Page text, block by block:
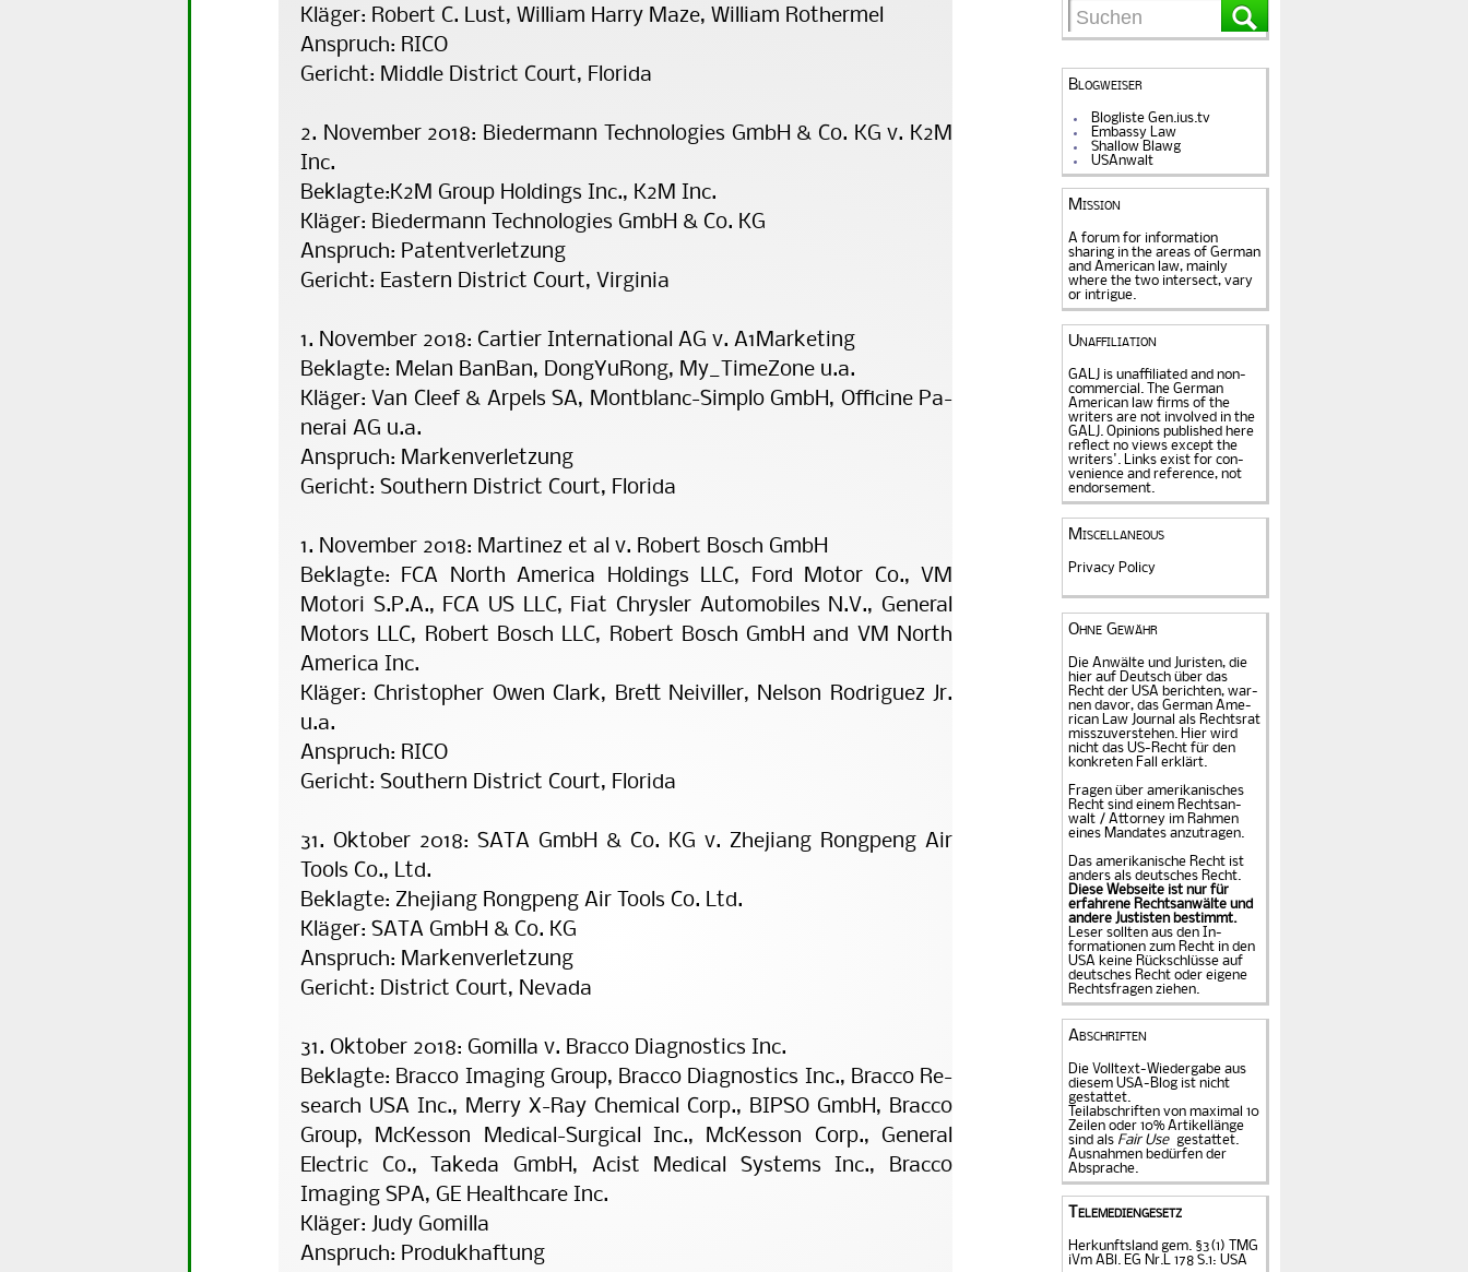
Kläger: Robert C. Lust, William Harry Maze, William Rothermel
Anspruch: RICO
Gericht: Middle District Court, Florida
2. November 2018: Biedermann Technologies GmbH & Co. KG v. K2M
Inc.
Beklagte:K2M Group Holdings Inc., K2M Inc.
Kläger: Biedermann Technologies GmbH & Co. KG
Anspruch: Patentverletzung
Gericht: Eastern District Court, Virginia
1. November 2018: Cartier International AG v. A1Marketing
Beklagte: Melan BanBan, DongYuRong, My_TimeZone u.a.
Kläger: Van Cleef & Arpels SA, Montblanc-Simplo GmbH, Officine Pa­
ne­rai AG u.a.
Anspruch: Markenverletzung
Gericht: Southern District Court, Florida
1. November 2018: Martinez et al v. Robert Bosch GmbH
Beklagte: FCA North America Holdings LLC, Ford Motor Co., VM
Motori S.P.A., FCA US LLC, Fiat Chrysler Automobiles N.V., Ge­ne­ral
Motors LLC, Robert Bosch LLC, Robert Bosch GmbH and VM North
America Inc.
Kläger: Christopher Owen Clark, Brett Neiviller, Nelson Rodriguez Jr.
u.a.
Anspruch: RICO
Gericht: Southern District Court, Florida
31. Oktober 2018: SATA GmbH & Co. KG v. Zhejiang Rongpeng Air
Tools Co., Ltd.
Beklagte: Zhejiang Rongpeng Air Tools Co. Ltd.
Kläger: SATA GmbH & Co. KG
Anspruch: Markenverletzung
Gericht: District Court, Nevada
31. Oktober 2018: Gomilla v. Bracco Diagnostics Inc.
Beklagte: Bracco Imaging Group, Bracco Diagnostics Inc., Bracco Re­
search USA Inc., Merry X-Ray Chemical Corp., BIPSO GmbH, Brac­co
Group, McKesson Medical-Surgical Inc., McKesson Corp., Ge­ne­ral
Electric Co., Takeda GmbH, Acist Medical Systems Inc., Brac­co
Imaging SPA, GE Healthcare Inc.
Kläger: Judy Gomilla
Anspruch: Produkhaftung
Blogweiser
Blogliste Gen.ius.tv
Embassy Law
Shallow Blawg
USAnwalt
Mission
A forum for information
sharing in the areas of German
and American law, mainly
where the two intersect, vary
or intrigue.
Unaffiliation
GALJ is unaffiliated and non-
commercial. The Ger­man
American law firms of the
writers are not in­volved in the
GALJ. Opi­nions published here
reflect no views except the
writers'. Links exist for con­
venience and refe­rence, not
endorse­ment.
Miscellaneous
Privacy Policy
Ohne Gewähr
Die Anwälte und Juristen, die
hier auf Deutsch über das
Recht der USA be­rich­ten, war­
nen davor, das German Ame­
rican Law Journal als Rechts­rat
miss­zu­verstehen. Hier wird
nicht das US-Recht für den
konkreten Fall er­klärt.
Fragen über amerika­ni­sches
Recht sind einem Rechts­an­
walt / Attorney im Rahmen
eines Mandates an­zu­tragen.
Das amerikanische Recht ist
anders als deutsches Recht.
Diese Webseite ist nur für
erfahrene Rechtsanwälte und
andere Justisten be­stimmt.
Leser sollten aus den In­
formationen zum Recht in den
USA keine Rückschlüsse auf
deutsches Recht oder eigene
Rechtsfragen ziehen.
Abschriften
Die Volltext-Wiedergabe aus
diesem USA-Blog ist nicht
gestattet.
Teilabschriften von maximal 10
Zeilen oder 10% Artikellänge
sind als Fair Use
gestattet.
Ausnahmen bedürfen der
Absprache.
Telemediengesetz
Herkunftsland gem. §3(1)
TMG
iVm ABl. EG Nr.L 178 S.1: USA